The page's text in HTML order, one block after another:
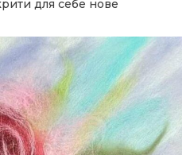
для себе нове